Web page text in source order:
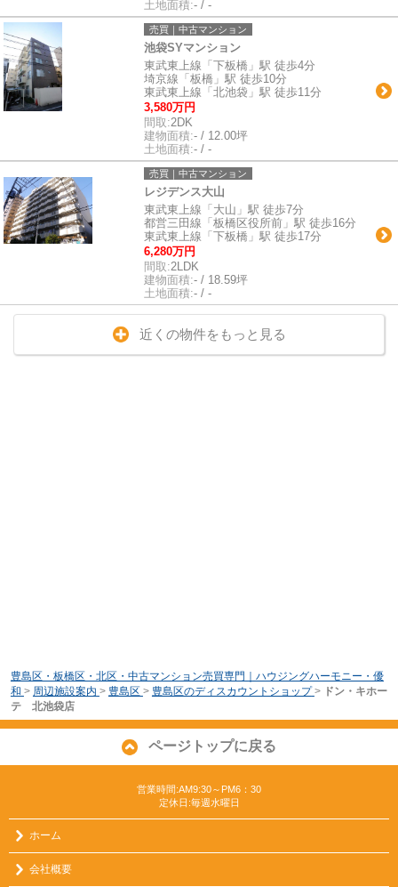
土地面積:- / -
売買｜中古マンション
池袋SYマンション
東武東上線「下板橋」駅 徒歩4分
埼京線「板橋」駅 徒歩10分
東武東上線「北池袋」駅 徒歩11分
3,580万円
間取:2DK
建物面積:- / 12.00坪
土地面積:- / -
売買｜中古マンション
レジデンス大山
東武東上線「大山」駅 徒歩7分
都営三田線「板橋区役所前」駅 徒歩16分
東武東上線「下板橋」駅 徒歩17分
6,280万円
間取:2LDK
建物面積:- / 18.59坪
土地面積:- / -
近くの物件をもっと見る
豊島区・板橋区・北区・中古マンション売買専門｜ハウジングハーモニー・優
和 > 周辺施設案内 > 豊島区 > 豊島区のディスカウントショップ > ドン・キホー
テ 北池袋店
ページトップに戻る
営業時間:AM9:30～PM6：30
定休日:毎週水曜日
ホーム
会社概要